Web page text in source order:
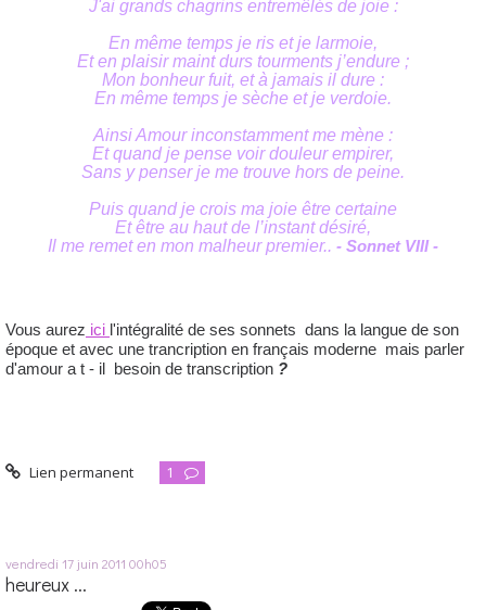
J'ai grands chagrins entremêlés de joie :
En même temps je ris et je larmoie,
Et en plaisir maint durs tourments j’endure ;
Mon bonheur fuit, et à jamais il dure :
En même temps je sèche et je verdoie.
Ainsi Amour inconstamment me mène :
Et quand je pense voir douleur empirer,
Sans y penser je me trouve hors de peine.
Puis quand je crois ma joie être certaine
Et être au haut de l’instant désiré,
Il me remet en mon malheur premier.. - Sonnet VIII -
Vous aurez ici l'intégralité de ses sonnets dans la langue de son
époque et avec une trancription en français moderne mais parler
d'amour a t - il besoin de transcription ?
Lien permanent 1
vendredi 17 juin 2011 00h05
heureux ...